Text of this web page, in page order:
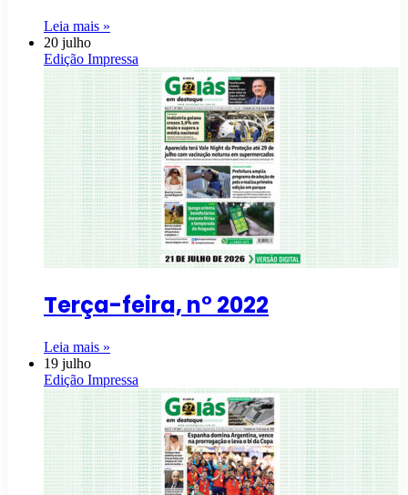
Leia mais »
20 julho
Edição Impressa
Terça-feira, n° 2022
Leia mais »
19 julho
Edição Impressa